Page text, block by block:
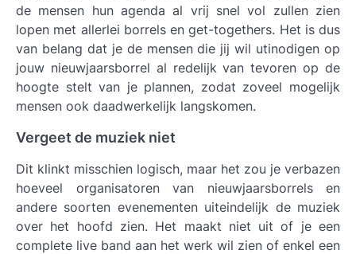
de mensen hun agenda al vrij snel vol zullen zien
lopen met allerlei borrels en get-togethers. Het is dus
van belang dat je de mensen die jij wil utinodigen op
jouw nieuwjaarsborrel al redelijk van tevoren op de
hoogte stelt van je plannen, zodat zoveel mogelijk
mensen ook daadwerkelijk langskomen.
Vergeet de muziek niet
Dit klinkt misschien logisch, maar het zou je verbazen
hoeveel organisatoren van nieuwjaarsborrels en
andere soorten evenementen uiteindelijk de muziek
over het hoofd zien. Het maakt niet uit of je een
complete live band aan het werk wil zien of enkel een